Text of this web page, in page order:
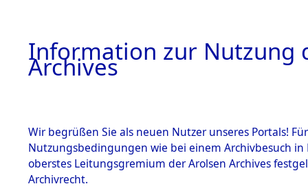
Information zur Nutzung
Archives
Wir begrüßen Sie als neuen Nutzer unseres Portals!
Nutzungsbedingungen wie bei einem Archivbesuch
oberstes Leitungsgremium der Arolsen Archives
Archivrecht.